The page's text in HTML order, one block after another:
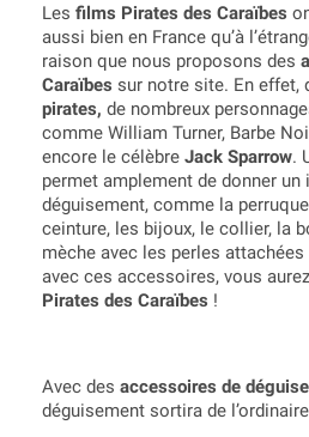
Les films Pirates des Caraïbes
aussi bien en France qu’à
raison que nous proposons des
Caraïbes sur notre site. En effet,
pirates, de nombreux
comme William Turner, Barbe
encore le célèbre Jack Sparrow.
permet amplement de donner un
déguisement, comme la
ceinture, les bijoux, le collier, la
mèche avec les perles attachées
avec ces accessoires, vous
Pirates des Caraïbes !
Avec des accessoires de
déguisement sortira de